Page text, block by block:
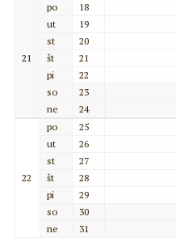
21
po
18
ut
19
st
20
št
21
pi
22
so
23
ne
24
22
po
25
ut
26
st
27
št
28
pi
29
so
30
ne
31